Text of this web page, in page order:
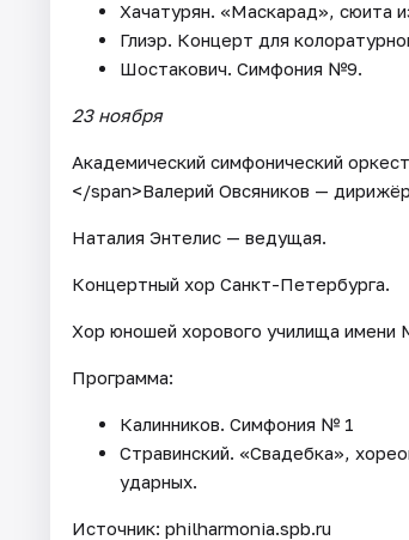
Хачатурян. «Маскарад», сюита
Глиэр. Концерт для
Шостакович. Симфония №9.
23 ноября
Академический симфонический
</span>Валерий Овсяников —
Наталия Энтелис — ведущая.
Концертный хор Санкт-Петербурга.
Хор юношей хорового училища имени
Программа:
Калинников. Симфония № 1
Стравинский. «Свадебка»,
ударных.
Источник: philharmonia.spb.ru